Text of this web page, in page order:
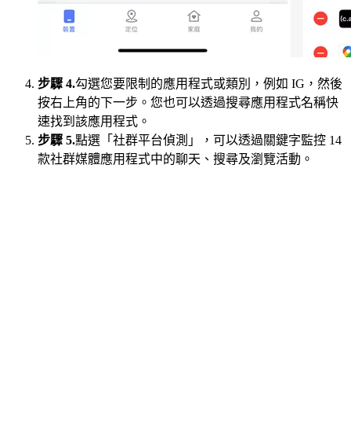
步驟 4.勾選您要限制的應用程式或類別，例如 IG，然後
按右上角的下一步。您也可以透過搜尋應用程式名稱快
速找到該應用程式。
步驟 5.點選「社群平台偵測」，可以透過關鍵字監控 14
款社群媒體應用程式中的聊天、搜尋及瀏覽活動。